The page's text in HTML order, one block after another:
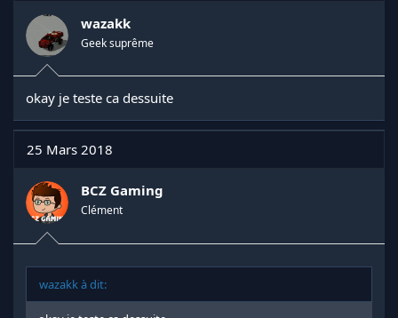
wazakk
Geek suprême
okay je teste ca dessuite
25 Mars 2018
BCZ Gaming
Clément
wazakk à dit: